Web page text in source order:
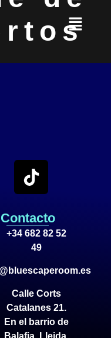
Contacto
+34 682 82 52
49
Calle Corts
Catalanes 21.
En el barrio de